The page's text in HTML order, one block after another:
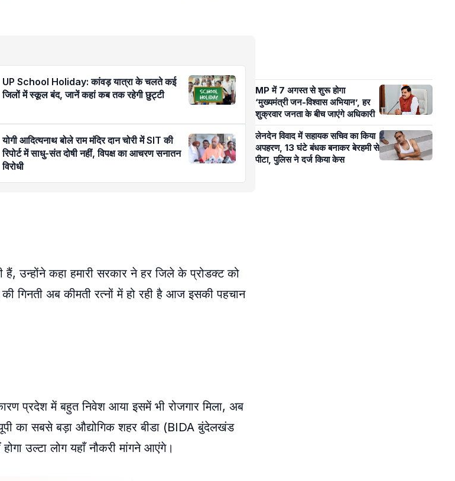
UP School Holiday: कांवड़ यात्रा के चलते कई
जिलों में स्कूल बंद, जानें कहां कब तक रहेगी छुट्टी
योगी आदित्यनाथ बोले राम मंदिर दान चोरी में SIT की
रिपोर्ट में साधु-संत दोषी नहीं, विपक्ष का आचरण सनातन
विरोधी
हैं, उन्होंने कहा हमारी सरकार ने हर जिले के प्रोडक्ट को
की गिनती अब कीमती रत्नों में हो रही है आज इसकी पहचान
प्रदेश में बहुत निवेश आया इसमें भी रोजगार मिला, अब
का सबसे बड़ा औद्योगिक शहर बीडा (BIDA बुंदेलखंड
उल्टा लोग यहाँ नौकरी मांगने आएंगे।
MP में 7 अगस्त से शुरू होगा
‘मुख्यमंत्री जन-विश्वास अभियान’, हर
शुक्रवार जनता के बीच जाएंगे अधिकारी
लेनदेन विवाद में सहायक सचिव का किया
अपहरण, 13 घंटे बंधक बनाकर बेरहमी से
पीटा, पुलिस ने दर्ज किया केस